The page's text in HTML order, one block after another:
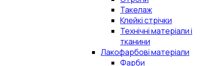
Такелаж
Клейкі стрічки
Технічні матеріали і
тканини
Лакофарбові матеріали
Фарби